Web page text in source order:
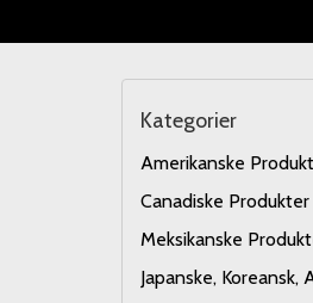
Kategorier
Amerikanske
Canadiske Produkter
Meksikanske
Japanske, Koreansk,